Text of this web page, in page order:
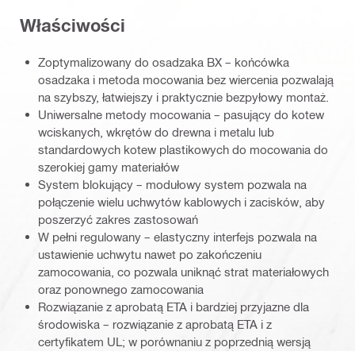
Właściwości
Zoptymalizowany do osadzaka BX – końcówka
osadzaka i metoda mocowania bez wiercenia pozwalają
na szybszy, łatwiejszy i praktycznie bezpyłowy montaż.
Uniwersalne metody mocowania – pasujący do kotew
wciskanych, wkrętów do drewna i metalu lub
standardowych kotew plastikowych do mocowania do
szerokiej gamy materiałów
System blokujący – modułowy system pozwala na
połączenie wielu uchwytów kablowych i zacisków, aby
poszerzyć zakres zastosowań
W pełni regulowany – elastyczny interfejs pozwala na
ustawienie uchwytu nawet po zakończeniu
zamocowania, co pozwala uniknąć strat materiałowych
oraz ponownego zamocowania
Rozwiązanie z aprobatą ETA i bardziej przyjazne dla
środowiska – rozwiązanie z aprobatą ETA i z
certyfikatem UL; w porównaniu z poprzednią wersją